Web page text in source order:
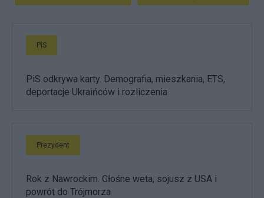
PiS
PiS odkrywa karty. Demografia, mieszkania, ETS,
deportacje Ukraińców i rozliczenia
Prezydent
Rok z Nawrockim. Głośne weta, sojusz z USA i
powrót do Trójmorza